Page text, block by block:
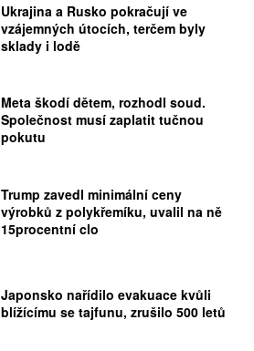
Ukrajina a Rusko pokračují ve
vzájemných útocích, terčem byly
sklady i lodě
Meta škodí dětem, rozhodl soud.
Společnost musí zaplatit tučnou
pokutu
Trump zavedl minimální ceny
výrobků z polykřemíku, uvalil na ně
15procentní clo
Japonsko nařídilo evakuace kvůli
blížícímu se tajfunu, zrušilo 500 letů